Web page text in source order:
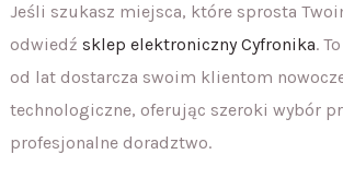
Jeśli szukasz miejsca, które sprosta
odwiedź sklep elektroniczny Cyfronika.
od lat dostarcza swoim klientom
technologiczne, oferując szeroki wybór
profesjonalne doradztwo.